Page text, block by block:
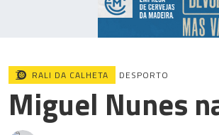
RALI DA CALHETA DESPORTO
Miguel Nunes